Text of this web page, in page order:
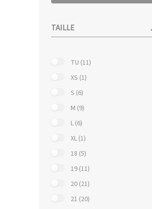
TAILLE
TU (11)
XS (1)
S (6)
M (9)
L (6)
XL (1)
18 (5)
19 (11)
20 (21)
21 (20)